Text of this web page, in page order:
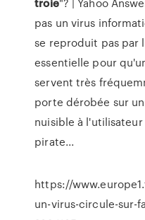
pas un virus
se reproduit pas par
essentielle pour
servent très
porte dérobée sur
nuisible à
pirate...
https://
un-virus-circule-sur-